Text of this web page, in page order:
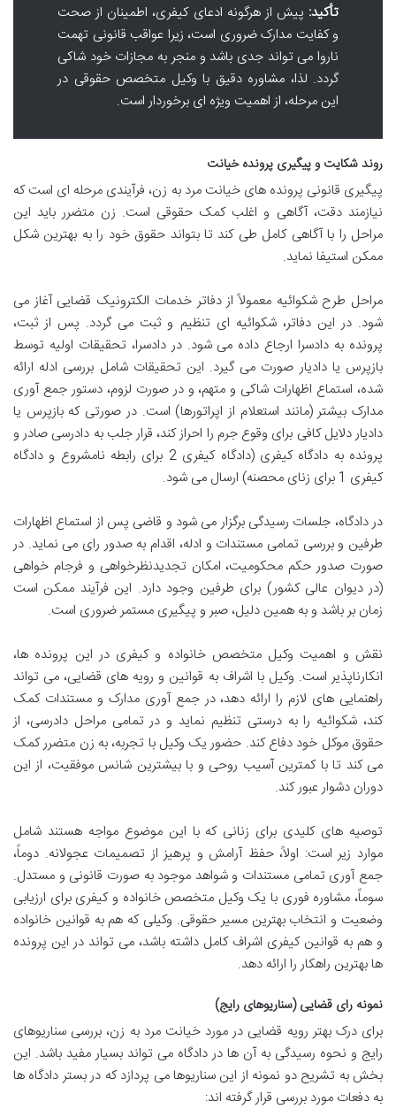
تأکید: پیش از هرگونه ادعای کیفری، اطمینان از صحت
و کفایت مدارک ضروری است، زیرا عواقب قانونی تهمت
ناروا می تواند جدی باشد و منجر به مجازات خود شاکی
گردد. لذا، مشاوره دقیق با وکیل متخصص حقوقی در
این مرحله، از اهمیت ویژه ای برخوردار است.
روند شکایت و پیگیری پرونده خیانت
پیگیری قانونی پرونده های خیانت مرد به زن، فرآیندی مرحله ای است که
نیازمند دقت، آگاهی و اغلب کمک حقوقی است. زن متضرر باید این
مراحل را با آگاهی کامل طی کند تا بتواند حقوق خود را به بهترین شکل
ممکن استیفا نماید.
مراحل طرح شکوائیه معمولاً از دفاتر خدمات الکترونیک قضایی آغاز می
شود. در این دفاتر، شکوائیه ای تنظیم و ثبت می گردد. پس از ثبت،
پرونده به دادسرا ارجاع داده می شود. در دادسرا، تحقیقات اولیه توسط
بازپرس یا دادیار صورت می گیرد. این تحقیقات شامل بررسی ادله ارائه
شده، استماع اظهارات شاکی و متهم، و در صورت لزوم، دستور جمع آوری
مدارک بیشتر (مانند استعلام از اپراتورها) است. در صورتی که بازپرس یا
دادیار دلایل کافی برای وقوع جرم را احراز کند، قرار جلب به دادرسی صادر و
پرونده به دادگاه کیفری (دادگاه کیفری 2 برای رابطه نامشروع و دادگاه
کیفری 1 برای زنای محصنه) ارسال می شود.
در دادگاه، جلسات رسیدگی برگزار می شود و قاضی پس از استماع اظهارات
طرفین و بررسی تمامی مستندات و ادله، اقدام به صدور رای می نماید. در
صورت صدور حکم محکومیت، امکان تجدیدنظرخواهی و فرجام خواهی
(در دیوان عالی کشور) برای طرفین وجود دارد. این فرآیند ممکن است
زمان بر باشد و به همین دلیل، صبر و پیگیری مستمر ضروری است.
نقش و اهمیت وکیل متخصص خانواده و کیفری در این پرونده ها،
انکارناپذیر است. وکیل با اشراف به قوانین و رویه های قضایی، می تواند
راهنمایی های لازم را ارائه دهد، در جمع آوری مدارک و مستندات کمک
کند، شکوائیه را به درستی تنظیم نماید و در تمامی مراحل دادرسی، از
حقوق موکل خود دفاع کند. حضور یک وکیل با تجربه، به زن متضرر کمک
می کند تا با کمترین آسیب روحی و با بیشترین شانس موفقیت، از این
دوران دشوار عبور کند.
توصیه های کلیدی برای زنانی که با این موضوع مواجه هستند شامل
موارد زیر است: اولاً، حفظ آرامش و پرهیز از تصمیمات عجولانه. دوماً،
جمع آوری تمامی مستندات و شواهد موجود به صورت قانونی و مستدل.
سوماً، مشاوره فوری با یک وکیل متخصص خانواده و کیفری برای ارزیابی
وضعیت و انتخاب بهترین مسیر حقوقی. وکیلی که هم به قوانین خانواده
و هم به قوانین کیفری اشراف کامل داشته باشد، می تواند در این پرونده
ها بهترین راهکار را ارائه دهد.
نمونه رای قضایی (سناریوهای رایج)
برای درک بهتر رویه قضایی در مورد خیانت مرد به زن، بررسی سناریوهای
رایج و نحوه رسیدگی به آن ها در دادگاه می تواند بسیار مفید باشد. این
بخش به تشریح دو نمونه از این سناریوها می پردازد که در بستر دادگاه ها
به دفعات مورد بررسی قرار گرفته اند: